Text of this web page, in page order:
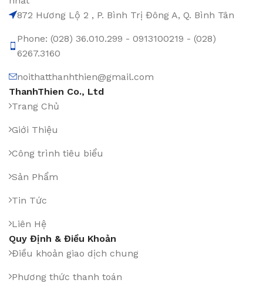
872 Hương Lộ 2 , P. Bình Trị Đông A, Q. Bình Tân
Phone: (028) 36.010.299 - 0913100219 - (028)
6267.3160
noithatthanhthien@gmail.com
ThanhThien Co., Ltd
Trang Chủ
Giới Thiệu
Công trình tiêu biểu
Sản Phẩm
Tin Tức
Liên Hệ
Quy Định & Điều Khoản
Điều khoản giao dịch chung
Phương thức thanh toán